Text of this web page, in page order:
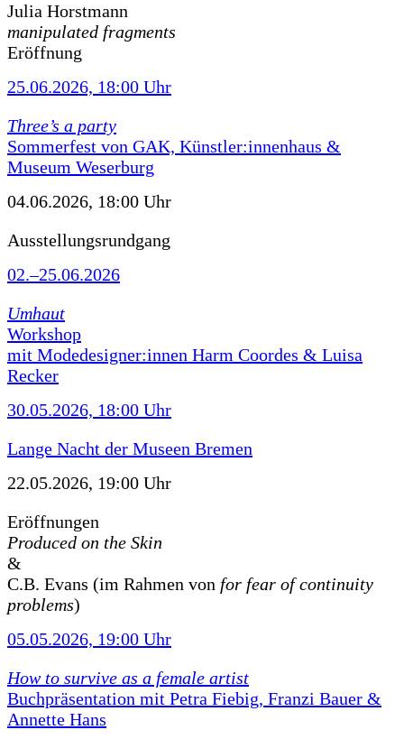
Julia Horstmann
manipulated fragments
Eröffnung
25.06.2026, 18:00 Uhr
Three’s a party
Sommerfest von GAK, Künstler:innenhaus &
Museum Weserburg
04.06.2026, 18:00 Uhr
Ausstellungsrundgang
02.–25.06.2026
Umhaut
Workshop
mit Modedesigner:innen Harm Coordes & Luisa
Recker
30.05.2026, 18:00 Uhr
Lange Nacht der Museen Bremen
22.05.2026, 19:00 Uhr
Eröffnungen
Produced on the Skin
&
C.B. Evans (im Rahmen von for fear of continuity
problems)
05.05.2026, 19:00 Uhr
How to survive as a female artist
Buchpräsentation mit Petra Fiebig, Franzi Bauer &
Annette Hans